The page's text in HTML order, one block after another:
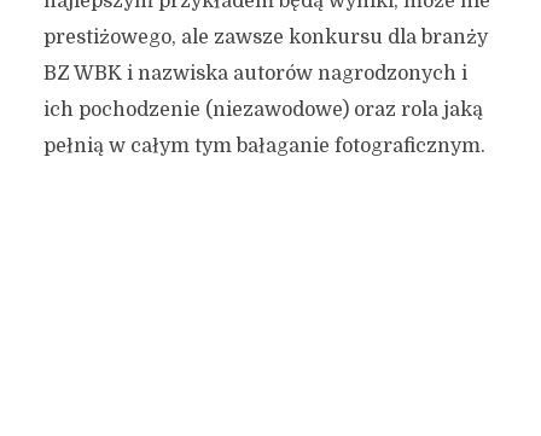
prestiżowego, ale zawsze konkursu dla branży
BZ WBK i nazwiska autorów nagrodzonych i
ich pochodzenie (niezawodowe) oraz rola jaką
pełnią w całym tym bałaganie fotograficznym.